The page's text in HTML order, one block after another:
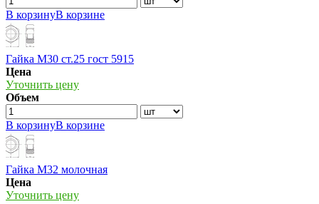
В корзинуВ корзине
Гайка М30 ст.25 гост 5915
Цена
Уточнить цену
Объем
В корзинуВ корзине
Гайка М32 молочная
Цена
Уточнить цену